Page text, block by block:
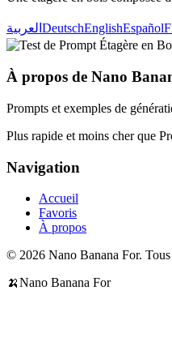
العربية DeutschEnglishEspañol
À propos de Nano
Prompts et exemples de
Plus rapide et moins cher que
Navigation
Accueil
Favoris
À propos
© 2026 Nano Banana For. Tous
🍌Nano Banana For